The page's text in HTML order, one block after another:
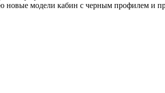
модели кабин с черным профилем и